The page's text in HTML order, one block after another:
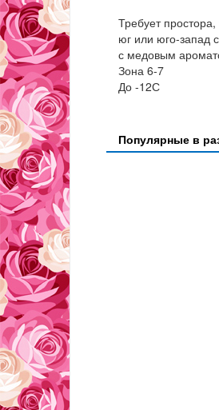
Требует
юг или юго-запад
с медовым
Зона 6-7
До -12С
Популярные в